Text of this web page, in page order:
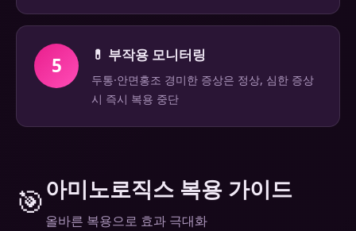
5 💊 부작용 모니터링
두통·안면홍조 경미한 증상은 정상, 심한 증상
시 즉시 복용 중단
🎯아미노로직스 복용 가이드
올바른 복용으로 효과 극대화